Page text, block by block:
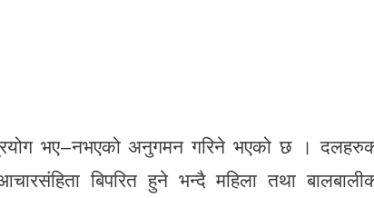
प्रयोग भए–नभएको अनुगमन गरिने भएको छ ।
बिपरित हुने भन्दै महिला तथा